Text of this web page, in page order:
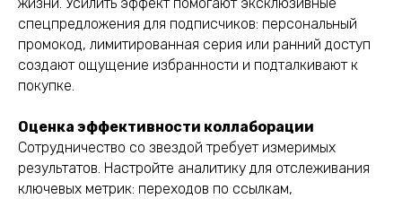
спецпредложения для подписчиков: персональный
промокод, лимитированная серия или ранний доступ
создают ощущение избранности и подталкивают к
покупке.
Оценка эффективности коллаборации
Сотрудничество со звездой требует измеримых
результатов. Настройте аналитику для отслеживания
ключевых метрик: переходов по ссылкам,